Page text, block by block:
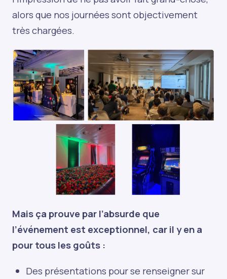
alors que nos journées sont objectivement
très chargées.
Mais ça prouve par l’absurde que
l’événement est exceptionnel, car il y en a
pour tous les goûts :
Des présentations pour se renseigner sur